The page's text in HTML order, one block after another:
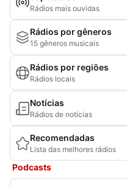
Rádios mais ouvidas
Rádios por gêneros
15 gêneros musicais
Rádios por regiões
Rádios locais
Notícias
Rádios de notícias
Recomendadas
Lista das melhores rádios
Podcasts